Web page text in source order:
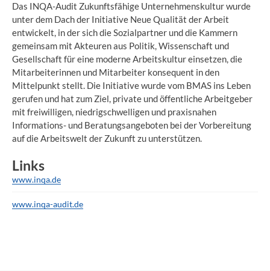
Das INQA-Audit Zukunftsfähige Unternehmenskultur wurde
unter dem Dach der Initiative Neue Qualität der Arbeit
entwickelt, in der sich die Sozialpartner und die Kammern
gemeinsam mit Akteuren aus Politik, Wissenschaft und
Gesellschaft für eine moderne Arbeitskultur einsetzen, die
Mitarbeiterinnen und Mitarbeiter konsequent in den
Mittelpunkt stellt. Die Initiative wurde vom BMAS ins Leben
gerufen und hat zum Ziel, private und öffentliche Arbeitgeber
mit freiwilligen, niedrigschwelligen und praxisnahen
Informations- und Beratungsangeboten bei der Vorbereitung
auf die Arbeitswelt der Zukunft zu unterstützen.
Links
www.inqa.de
www.inqa-audit.de